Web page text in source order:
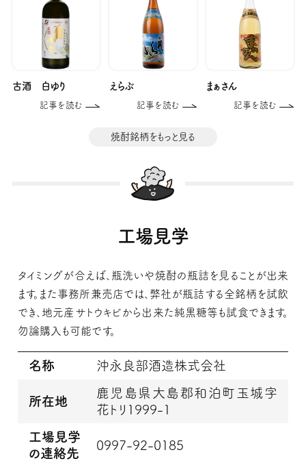
古酒 白ゆり
記事を読む
えらぶ
記事を読む
まぁさん
記事を読む
焼酎銘柄をもっと見る
工場見学
タイミングが合えば、瓶洗いや焼酎の瓶詰を見ることが出来
ます。また事務所兼売店では、弊社が瓶詰する全銘柄を試飲
でき、地元産サトウキビから出来た純黒糖等も試食できます。
勿論購入も可能です。
名称 沖永良部酒造株式会社
所在地
鹿児島県大島郡和泊町玉城字
花トリ1999-1
工場見学
の連絡先
0997-92-0185